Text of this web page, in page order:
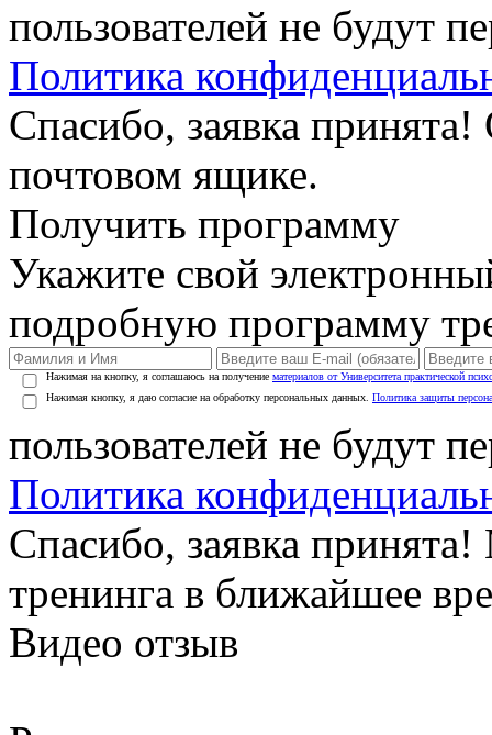
пользователей не будут
Политика
Спасибо, заявка
почтовом ящике.
Получить программу
Укажите свой
подробную программу
Нажимая на кнопку, я соглашаюсь на получение материалов от Университета практической
Нажимая кнопку, я даю согласие на обработку персональных данных. Политика защиты
пользователей не будут
Политика
Спасибо, заявка
тренинга в ближайшее
Видео отзыв